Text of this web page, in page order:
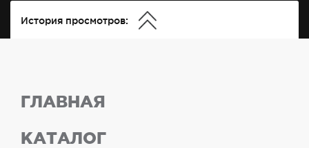
История просмотров:
ГЛАВНАЯ
КАТАЛОГ